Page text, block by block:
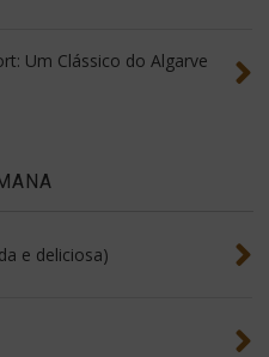
Um Clássico do Algarve
e deliciosa)